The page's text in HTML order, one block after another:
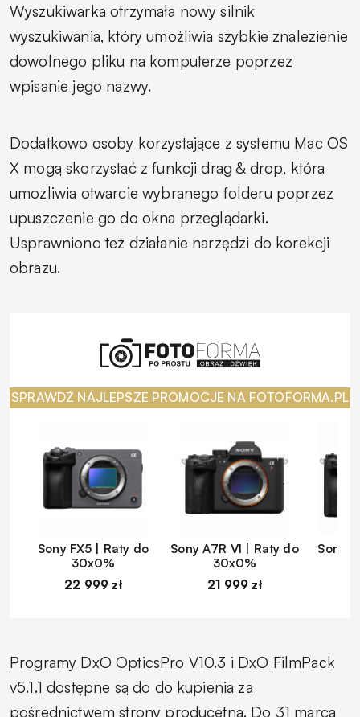
Wyszukiwarka otrzymała nowy silnik
wyszukiwania, który umożliwia szybkie znalezienie
dowolnego pliku na komputerze poprzez
wpisanie jego nazwy.
Dodatkowo osoby korzystające z systemu Mac OS
X mogą skorzystać z funkcjidrag & drop, która
umożliwia otwarcie wybranego folderu poprzez
upuszczenie go do okna przeglądarki.
Usprawniono też działanie narzędzi do korekcji
obrazu.
SPRAWDŹ NAJLEPSZE PROMOCJE NA FOTOFORMA.PL
Sony FX5 | Raty do
30x0%
22 999 zł
Sony A7R VI | Raty do
30x0%
21 999 zł
Sony
Programy DxO OpticsPro V10.3 i DxO FilmPack
v5.1.1 dostępne są do do kupienia za
pośrednictwem strony producetna. Do 31 marca